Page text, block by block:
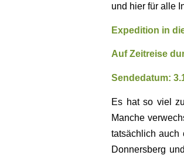
und hier für alle
Expedition in
Auf Zeitreise
Sendedatum:
Es hat so viel
Manche
tatsächlich auch
Donnersberg